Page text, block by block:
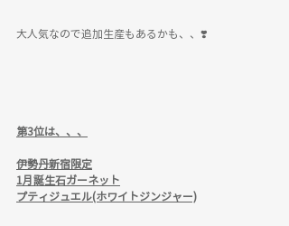
大人気なので追加生産もあるかも、、❣️
第3位は、、、
伊勢丹新宿限定
1月誕生石ガーネット
プティジュエル(ホワイトジンジャー)